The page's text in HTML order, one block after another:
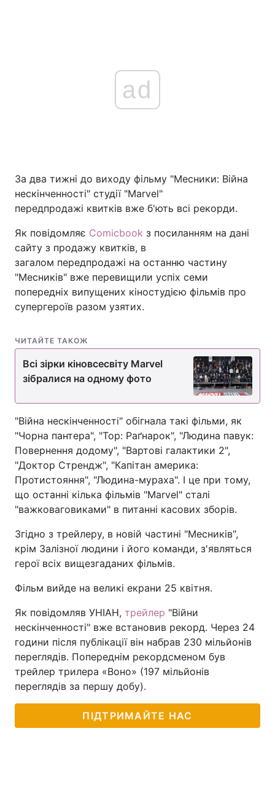
ad
За два тижні до виходу фільму "Месники: Війна
нескінченності" студії "Marvel"
передпродажі квитків вже б'ють всі рекорди.
Як повідомляє Comicbook з посиланням на дані
сайту з продажу квитків, в
загалом передпродажі на останню частину
"Месників" вже перевищили успіх семи
попередніх випущених кіностудією фільмів про
супергероїв разом узятих.
ЧИТАЙТЕ ТАКОЖ
Всі зірки кіновсесвіту Marvel
зібралися на одному фото
"Війна нескінченності" обігнала такі фільми, як
"Чорна пантера", "Тор: Раґнарок", "Людина павук:
Повернення додому", "Вартові галактики 2",
"Доктор Стрендж", "Капітан америка:
Протистояння", "Людина-мураха". І це при тому,
що останні кілька фільмів "Marvel" сталі
"важковаговиками" в питанні касових зборів.
Згідно з трейлеру, в новій частині "Месників",
крім Залізної людини і його команди, з'являться
герої всіх вищезгаданих фільмів.
Фільм вийде на великі екрани 25 квітня.
Як повідомляв УНІАН, трейлер "Війни
нескінченності" вже встановив рекорд. Через 24
години після публікації він набрав 230 мільйонів
переглядів. Попереднім рекордсменом був
трейлер трилера «Воно» (197 мільйонів
переглядів за першу добу).
ПІДТРИМАЙТЕ НАС